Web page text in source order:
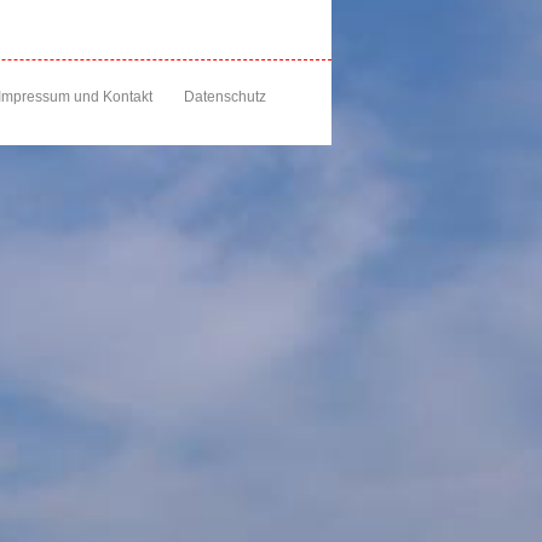
und Kontakt Datenschutz